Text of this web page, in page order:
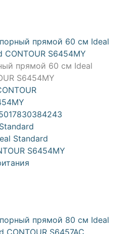
прямой 60 см Ideal
S6454MY
Standard
S6454MY